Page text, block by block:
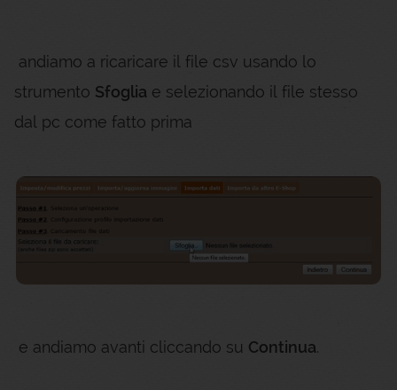
andiamo a ricaricare il file csv usando lo
strumento Sfoglia e selezionando il file stesso
dal pc come fatto prima
e andiamo avanti cliccando su Continua.